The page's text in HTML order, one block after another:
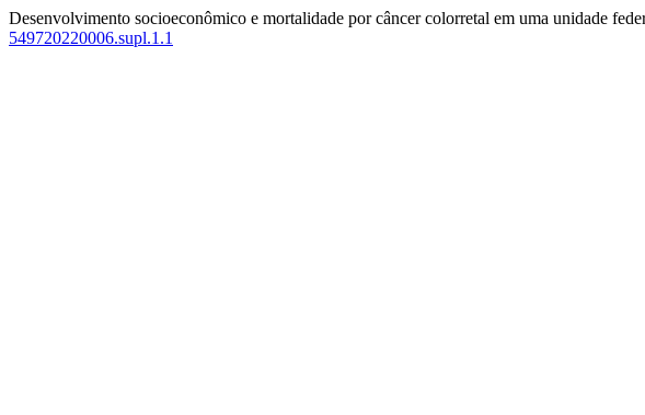
Desenvolvimento socioeconômico e mortalidade por câncer colorretal em uma unidade
549720220006.supl.1.1